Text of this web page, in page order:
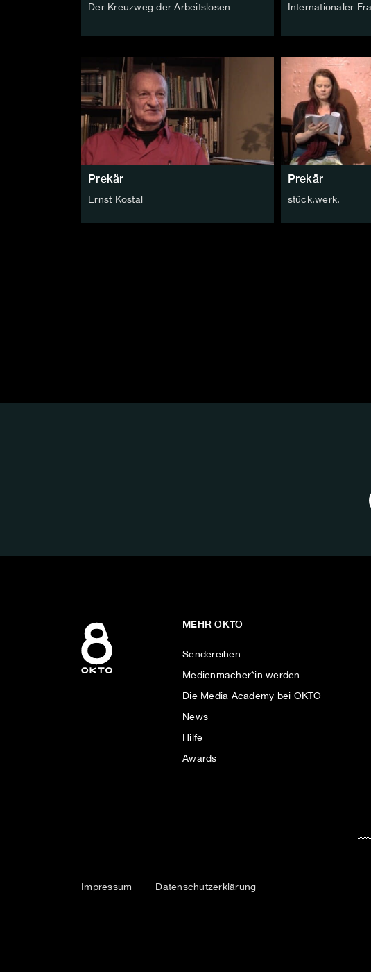
Der Kreuzweg der Arbeitslosen Internationaler
Prekär
Ernst Kostal
Prekär
stück.werk.
MEHR OKTO
Sendereihen
Medienmacher*in werden
Die Media Academy bei OKTO
News
Hilfe
Awards
Impressum Datenschutzerklärung